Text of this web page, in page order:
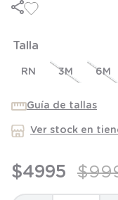
Talla
RN 3M 6M
Guía de tallas
Ver stock en
$4995 $
8.
9.
saco